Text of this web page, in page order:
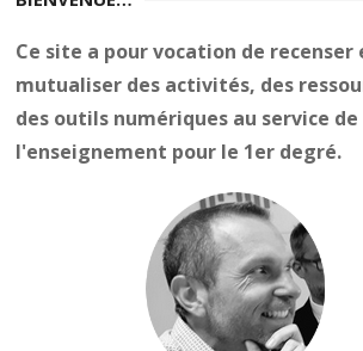
Ce site a pour vocation de recenser
mutualiser des activités, des
des outils numériques au service de
l'enseignement pour le 1er degré.